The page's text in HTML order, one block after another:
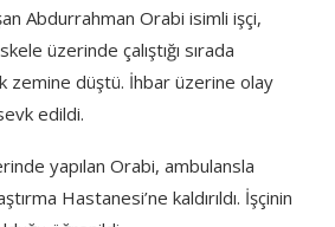
Abdurrahman Orabi isimli işçi,
üzerinde çalıştığı sırada
zemine düştü. İhbar üzerine olay
edildi.
yapılan Orabi, ambulansla
Hastanesi’ne kaldırıldı. İşçinin